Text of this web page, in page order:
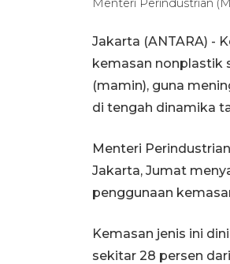
Menteri Perindustrian
Jakarta (ANTARA) -
kemasan nonplastik
(mamin), guna
di tengah dinamika
Menteri
Jakarta, Jumat
penggunaan
Kemasan jenis ini
sekitar 28 persen